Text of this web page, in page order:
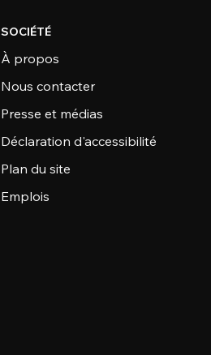
SOCIÉTÉ
À propos
Nous contacter
Presse et médias
Déclaration d'accessibilité
Plan du site
Emplois